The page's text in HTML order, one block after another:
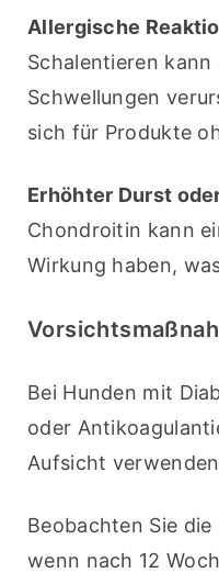
Allergische
Schalentieren
Schwellungen
sich für Produkte
Erhöhter Durst
Chondroitin kann
Wirkung haben,
Bei Hunden mit
oder
Aufsicht
Beobachten Sie
wenn nach 12